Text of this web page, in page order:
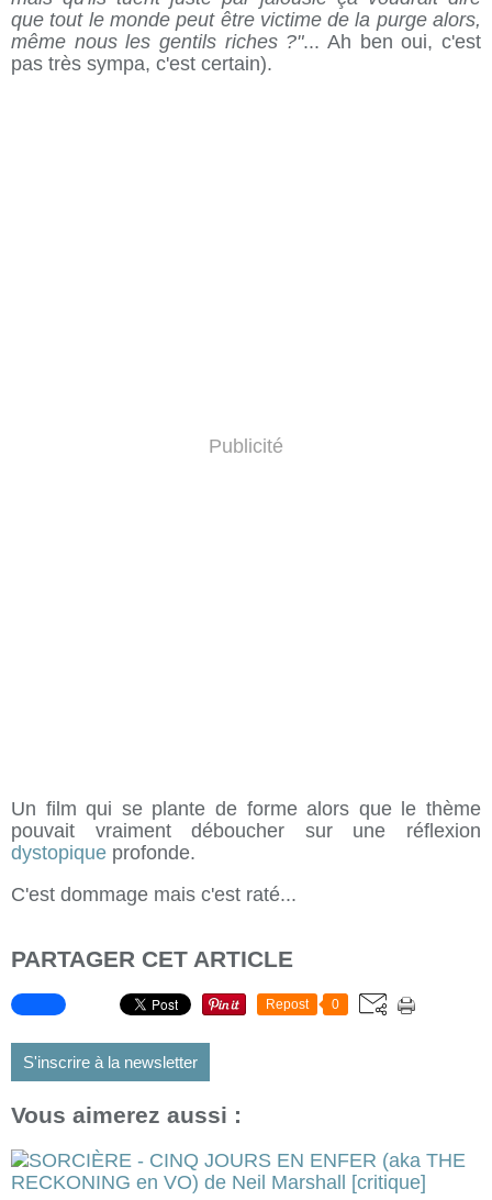
que tout le monde peut être victime de la purge alors,
même nous les gentils riches ?"... Ah ben oui, c'est
pas très sympa, c'est certain).
Publicité
Un film qui se plante de forme alors que le thème
pouvait vraiment déboucher sur une réflexion
dystopique profonde.
C'est dommage mais c'est raté...
PARTAGER CET ARTICLE
Repost 0
S'inscrire à la newsletter
Vous aimerez aussi :